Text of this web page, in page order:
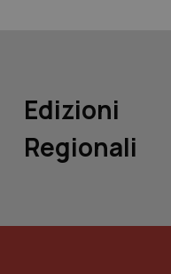
Edizioni
Regionali